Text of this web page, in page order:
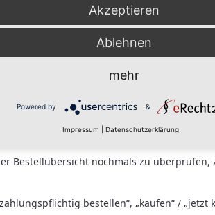
die entsprechende Schaltfläche in der
ähnliche Bezeichnung) und der Eingabe
Amazon Pay, Sofort, giropay)
dort die entsprechende Auswahl bzw.
Shop geleitet wurden, die Bestelldaten
Bestellübersicht nochmals zu
bestellen“, „kaufen“ / „jetzt
Akzeptieren
Ablehnen
mehr
Powered by &
Impressum Datenschutzerklärung